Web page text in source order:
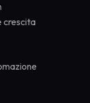
crescita